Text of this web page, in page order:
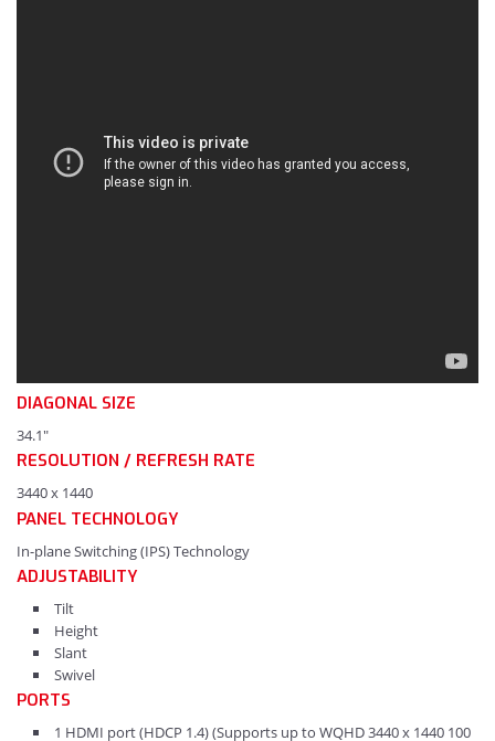
DIAGONAL SIZE
34.1"
RESOLUTION / REFRESH RATE
3440 x 1440
PANEL TECHNOLOGY
In-plane Switching (IPS) Technology
ADJUSTABILITY
Tilt
Height
Slant
Swivel
PORTS
1 HDMI port (HDCP 1.4) (Supports up to WQHD 3440 x 1440 100